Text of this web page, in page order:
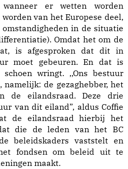
er wetten worden
van het Europese deel,
omstandigheden in de situatie
Omdat het om de
is afgesproken dat dit in
moet gebeuren. En dat is
wringt. ,,Ons bestuur
de gezaghebber, het
de eilandsraad. Deze drie
van dit eiland”, aldus Coffie
de eilandsraad hierbij het
die de leden van het BC
beleidskaders vaststelt en
fondsen om beleid uit te
maakt.